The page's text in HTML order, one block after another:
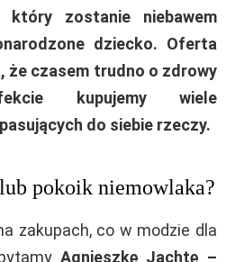
który zostanie niebawem
dziecko. Oferta
że czasem trudno o zdrowy
kupujemy wiele
do siebie rzeczy.
pokoik niemowlaka?
zakupach, co w modzie dla
Agnieszkę Jachtę –